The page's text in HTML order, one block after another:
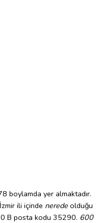
yer almaktadır.
İzmir ili içinde nerede olduğu
B posta kodu 35290. 600